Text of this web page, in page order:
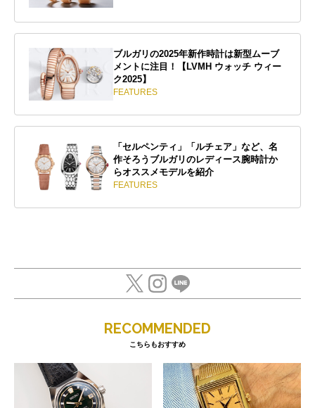
ブルガリの2025年新作時計は新型ムーブ
メントに注目！【LVMH ウォッチ ウィー
ク2025】
FEATURES
「セルペンティ」「ルチェア」など、名
作そろうブルガリのレディース腕時計か
らオススメモデルを紹介
FEATURES
RECOMMENDED
こちらもおすすめ